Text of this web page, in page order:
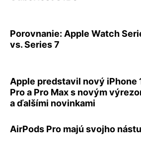
Porovnanie: Apple Watch
vs. Series 7
Apple predstavil nový iPhone
Pro a Pro Max s novým
a ďalšími novinkami
AirPods Pro majú svojho